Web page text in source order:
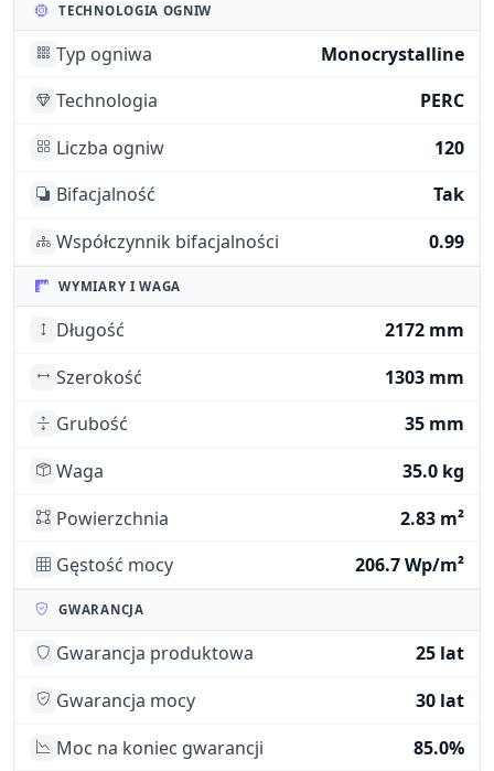
TECHNOLOGIA OGNIW
Typ ogniwa
Monocrystalline
Technologia
PERC
Liczba ogniw
120
Bifacjalność
Tak
Współczynnik bifacjalności
0.99
WYMIARY I WAGA
Długość
2172 mm
Szerokość
1303 mm
Grubość
35 mm
Waga
35.0 kg
Powierzchnia
2.83 m²
Gęstość mocy
206.7 Wp/m²
GWARANCJA
Gwarancja produktowa
25 lat
Gwarancja mocy
30 lat
Moc na koniec gwarancji
85.0%